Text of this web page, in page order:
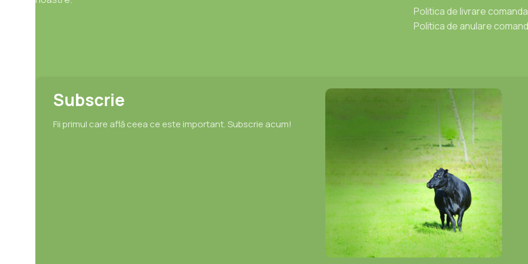
Politica de livrare comanda
Politica de anulare
Subscrie
Fii primul care află ceea ce este important. Subscrie acum!